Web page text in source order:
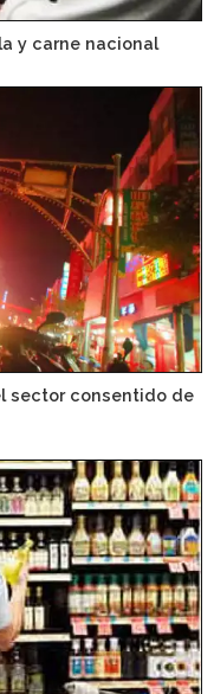
y carne nacional
sector consentido de